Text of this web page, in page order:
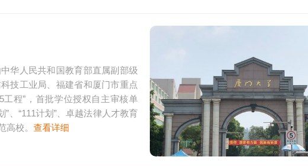
华人民共和国教育部直属副部级
技工业局、福建省和厦门市重点
工程”，首批学位授权自主审核单
”、“111计划”、卓越法律人才教育
高校。 查看详细